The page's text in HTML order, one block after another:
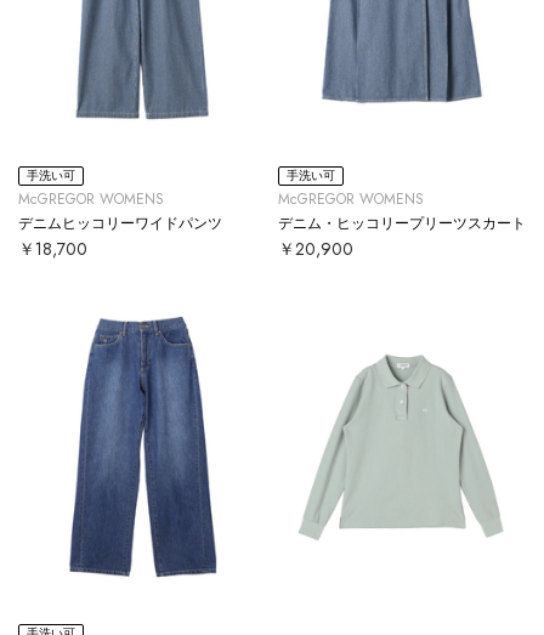
手洗い可
McGREGOR WOMENS
デニムヒッコリーワイドパンツ
￥18,700
手洗い可
McGREGOR WOMENS
デニム・ヒッコリープリーツスカート
￥20,900